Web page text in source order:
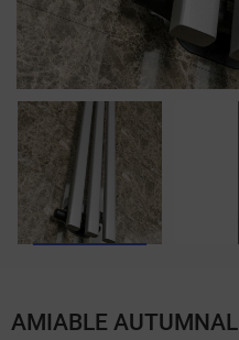
AMIABLE AUTUMNAL